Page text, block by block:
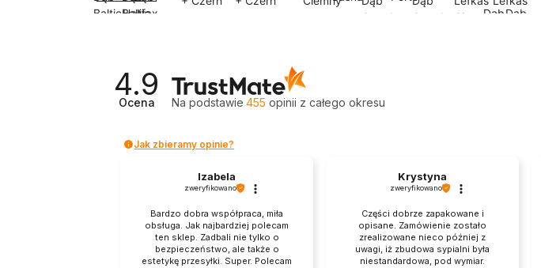
4.9
Ocena Na podstawie 455 opinii z całego okresu
Jak zbieramy opinie?
Izabela
zweryfikowano
Bardzo dobra współpraca, miła
obsługa. Jak najbardziej polecam
ten sklep. Zadbali nie tylko o
bezpieczeństwo, ale także o
estetykę przesyłki. Super. Polecam
Krystyna
zweryfikowano
Części dobrze zapakowane i
opisane. Zamówienie zostało
zrealizowane nieco później z
uwagi, iż zbudowa sypialni była
niestandardowa, pod wymiar.